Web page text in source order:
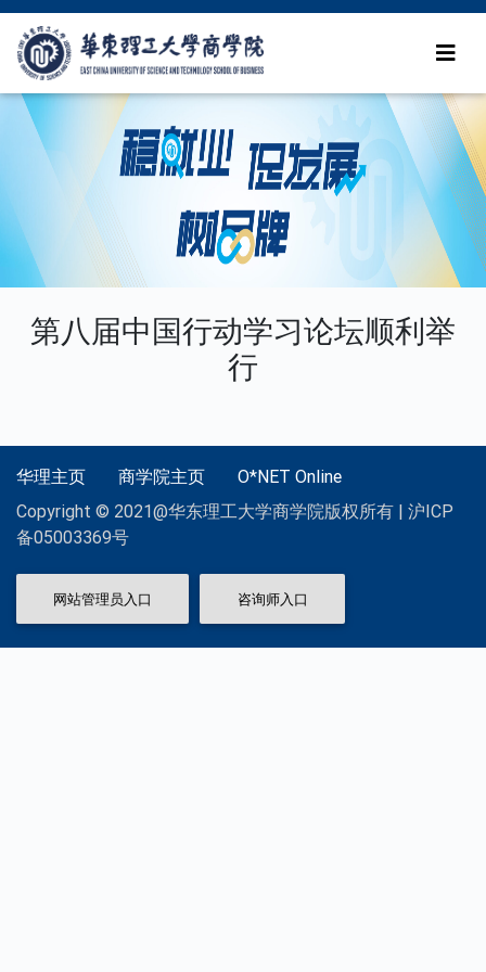
第八届中国行动学习论坛顺利举
行
华理主页 商学院主页
O*NET Online
Copyright © 2021@华东理工大学商学院版权所有 | 沪ICP
备05003369号
网站管理员入口 咨询师入口